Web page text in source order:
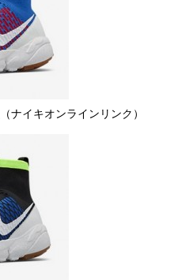
（ナイキオンラインリンク）